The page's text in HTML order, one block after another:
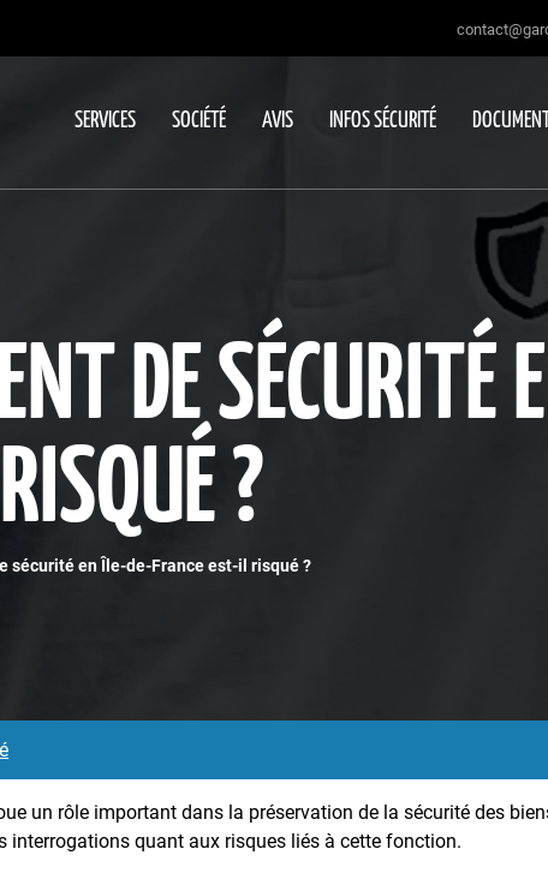
SERVICES SOCIÉTÉ AVIS INFOS SÉCURITÉ
DE SÉCURITÉ
?
sécurité en Île-de-France est-il risqué ?
un rôle important dans la préservation de la sécurité des
interrogations quant aux risques liés à cette fonction.